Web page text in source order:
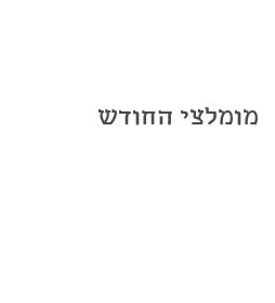
מומלצי החודש